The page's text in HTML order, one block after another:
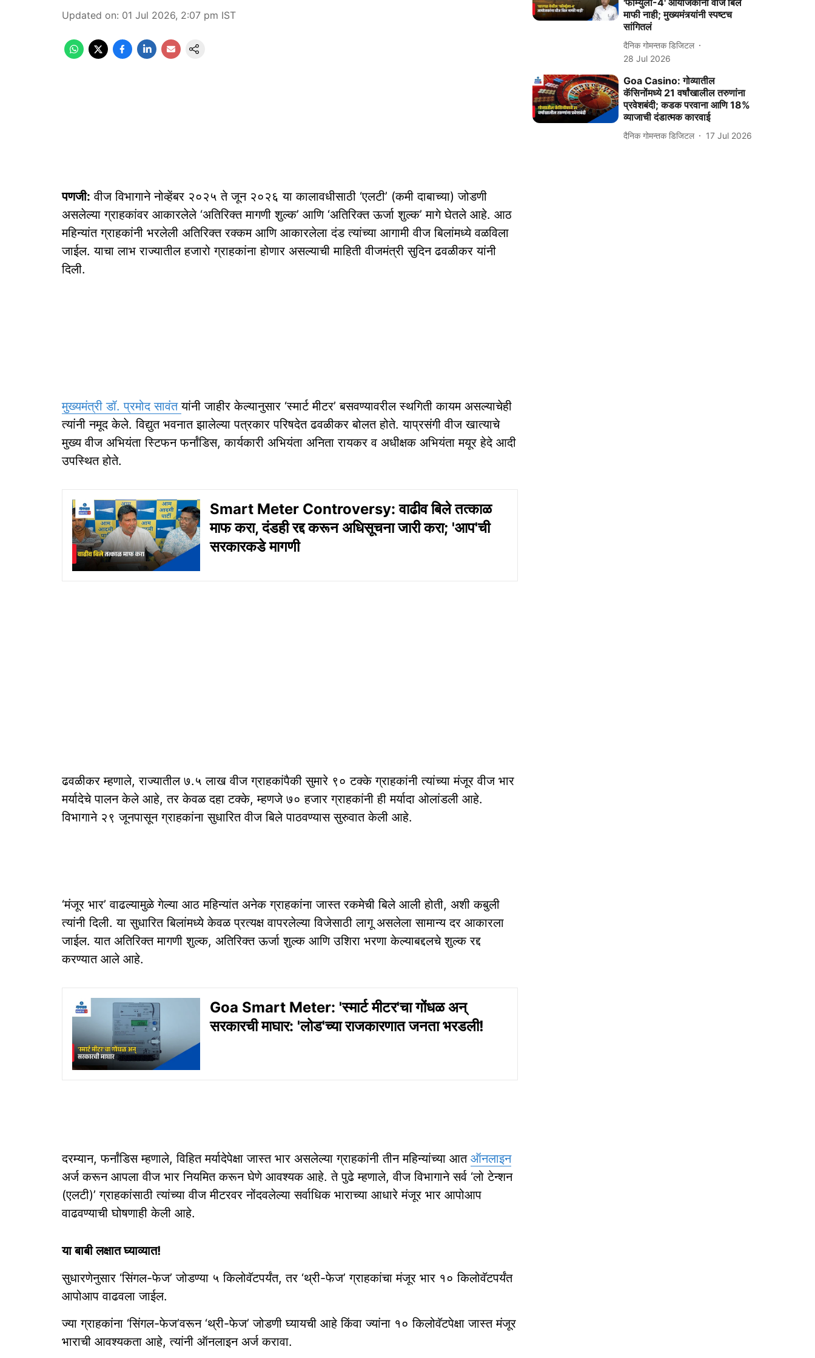
Updated on: 01 Jul 2026, 2:07 pm IST
पणजी: वीज विभागाने नोव्हेंबर २०२५ ते जून २०२६ या कालावधीसाठी ‘एलटी’ (कमी दाबाच्या) जोडणी
असलेल्या ग्राहकांवर आकारलेले ‘अतिरिक्त मागणी शुल्क’ आणि ‘अतिरिक्त ऊर्जा शुल्क’ मागे घेतले आहे. आठ
महिन्यांत ग्राहकांनी भरलेली अतिरिक्त रक्कम आणि आकारलेला दंड त्यांच्या आगामी वीज बिलांमध्ये वळविला
जाईल. याचा लाभ राज्यातील हजारो ग्राहकांना होणार असल्याची माहिती वीजमंत्री सुदिन ढवळीकर यांनी
दिली.
मुख्यमंत्री डॉ. प्रमोद सावंतयांनी जाहीर केल्यानुसार ‘स्मार्ट मीटर’ बसवण्यावरील स्थगिती कायम असल्याचेही
त्यांनी नमूद केले. विद्युत भवनात झालेल्या पत्रकार परिषदेत ढवळीकर बोलत होते. याप्रसंगी वीज खात्याचे
मुख्य वीज अभियंता स्टिफन फर्नांडिस, कार्यकारी अभियंता अनिता रायकर व अधीक्षक अभियंता मयूर हेदे आदी
उपस्थित होते.
Smart Meter Controversy: वाढीव बिले तत्‍काळ
माफ करा, दंडही रद्द करून अधिसूचना जारी करा; 'आप'ची
सरकारकडे मागणी
ढवळीकर म्हणाले, राज्यातील ७.५ लाख वीज ग्राहकांपैकी सुमारे ९० टक्के ग्राहकांनी त्यांच्या मंजूर वीज भार
मर्यादेचे पालन केले आहे, तर केवळ दहा टक्के, म्हणजे ७० हजार ग्राहकांनी ही मर्यादा ओलांडली आहे.
विभागाने २९ जूनपासून ग्राहकांना सुधारित वीज बिले पाठवण्यास सुरुवात केली आहे.
‘मंजूर भार’ वाढल्यामुळे गेल्या आठ महिन्यांत अनेक ग्राहकांना जास्त रकमेची बिले आली होती, अशी कबुली
त्यांनी दिली. या सुधारित बिलांमध्ये केवळ प्रत्यक्ष वापरलेल्या विजेसाठी लागू असलेला सामान्य दर आकारला
जाईल. यात अतिरिक्त मागणी शुल्क, अतिरिक्त ऊर्जा शुल्क आणि उशिरा भरणा केल्याबद्दलचे शुल्क रद्द
करण्यात आले आहे.
Goa Smart Meter: 'स्मार्ट मीटर'चा गोंधळ अन्
सरकारची माघार: 'लोड'च्या राजकारणात जनता भरडली!
दरम्यान, फर्नांडिस म्हणाले, विहित मर्यादेपेक्षा जास्त भार असलेल्या ग्राहकांनी तीन महिन्यांच्या आत ऑनलाइन
अर्ज करून आपला वीज भार नियमित करून घेणे आवश्यक आहे. ते पुढे म्हणाले, वीज विभागाने सर्व ‘लो टेन्शन
(एलटी)’ ग्राहकांसाठी त्यांच्या वीज मीटरवर नोंदवलेल्या सर्वाधिक भाराच्या आधारे मंजूर भार आपोआप
वाढवण्याची घोषणाही केली आहे.
या बाबी लक्षात घ्याव्यात!
सुधारणेनुसार ‘सिंगल-फेज’ जोडण्या ५ किलोवॅटपर्यंत, तर ‘थ्री-फेज’ ग्राहकांचा मंजूर भार १० किलोवॅटपर्यंत
आपोआप वाढवला जाईल.
ज्या ग्राहकांना ‘सिंगल-फेज’वरून ‘थ्री-फेज’ जोडणी घ्यायची आहे किंवा ज्यांना १० किलोवॅटपेक्षा जास्त मंजूर
भाराची आवश्यकता आहे, त्यांनी ऑनलाइन अर्ज करावा.
'फॉर्म्युला-4' आयोजकांना वीज बिल
माफी नाही; मुख्यमंत्र्यांनी स्पष्टच
सांगितलं
दैनिक गोमन्तक डिजिटल
28 Jul 2026
Goa Casino: गोव्यातील
कॅसिनोंमध्ये 21 वर्षांखालील तरुणांना
प्रवेशबंदी; कडक परवाना आणि 18%
व्याजाची दंडात्मक कारवाई
दैनिक गोमन्तक डिजिटल 17 Jul 2026